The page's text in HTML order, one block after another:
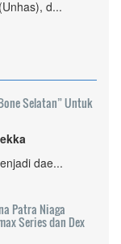
d...
Selatan” Untuk
dae...
Patra Niaga
Series dan Dex